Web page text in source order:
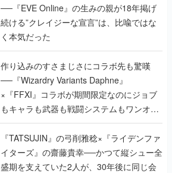
──『EVE Online』の生みの親が18年掲げ
続ける”クレイジーな宣言”は、比喩ではな
く本気だった
作り込みのすさまじさにコラボ先も驚嘆
──『Wizardry Variants Daphne』
×『FFXI』コラボが期間限定なのにジョブ
もキャラも武器も戦闘システムもワンオフ
で作り込まれた理由を両ディレクターに聞
く
『TATSUJIN』の弓削雅稔×『ライデンファ
イターズ』の齋藤貴幸──かつて縦シュー全
盛期を支えていた2人が、30年後に同じ会